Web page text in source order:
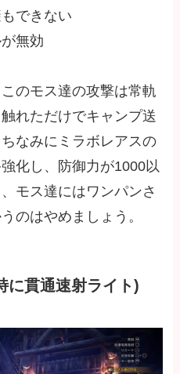
できない
無効
のモス達の攻撃は常軌
れただけでキャンプ送
なみにミラボレアスの
化し、防御力が1000以
モス達にはワンパンさ
のはやめましょう。
に貫通速射ライト)